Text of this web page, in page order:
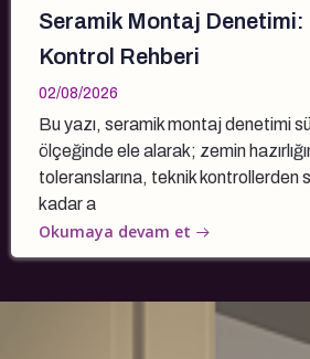
Seramik Montaj
Kontrol Rehberi
02/08/2026
Bu yazı, seramik montaj denetimi
ölçeğinde ele alarak; zemin
toleranslarına, teknik kontrollerden
kadar a
Okumaya devam et